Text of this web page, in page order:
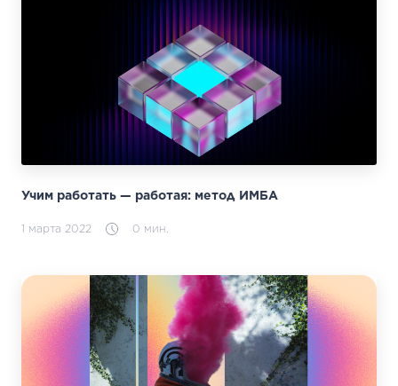
Учим работать — работая: метод ИМБА
1 марта 2022 0 мин.